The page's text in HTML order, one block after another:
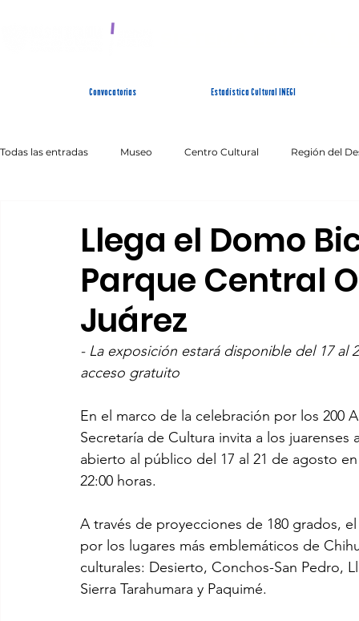
Convocatorias Estadística Cultural INEGI
Todas las entradas Museo Centro Cultural Región del
Llega el Domo
Parque Central
Juárez
- La exposición estará disponible del 17 al
acceso gratuito
En el marco de la celebración por los 200
Secretaría de Cultura invita a los
abierto al público del 17 al 21 de agosto
22:00 horas.
A través de proyecciones de 180 grados,
por los lugares más emblemáticos de
culturales: Desierto, Conchos-San Pedro,
Sierra Tarahumara y Paquimé.